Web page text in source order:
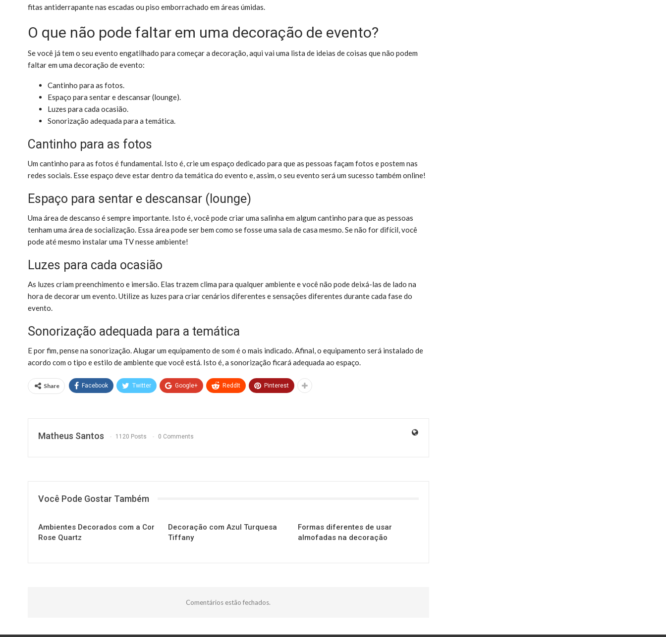
fitas antiderrapante nas escadas ou piso emborrachado em áreas úmidas.
O que não pode faltar em uma decoração de evento?
Se você já tem o seu evento engatilhado para começar a decoração, aqui vai uma lista de ideias de coisas que não podem
faltar em uma decoração de evento:
Cantinho para as fotos.
Espaço para sentar e descansar (lounge).
Luzes para cada ocasião.
Sonorização adequada para a temática.
Cantinho para as fotos
Um cantinho para as fotos é fundamental. Isto é, crie um espaço dedicado para que as pessoas façam fotos e postem nas
redes sociais. Esse espaço deve estar dentro da temática do evento e, assim, o seu evento será um sucesso também online!
Espaço para sentar e descansar (lounge)
Uma área de descanso é sempre importante. Isto é, você pode criar uma salinha em algum cantinho para que as pessoas
tenham uma área de socialização. Essa área pode ser bem como se fosse uma sala de casa mesmo. Se não for difícil, você
pode até mesmo instalar uma TV nesse ambiente!
Luzes para cada ocasião
As luzes criam preenchimento e imersão. Elas trazem clima para qualquer ambiente e você não pode deixá-las de lado na
hora de decorar um evento. Utilize as luzes para criar cenários diferentes e sensações diferentes durante cada fase do
evento.
Sonorização adequada para a temática
E por fim, pense na sonorização. Alugar um equipamento de som é o mais indicado. Afinal, o equipamento será instalado de
acordo com o tipo e estilo de ambiente que você está. Isto é, a sonorização ficará adequada ao espaço.
Share Facebook Twitter Google+ ReddIt Pinterest
Matheus Santos 1120 Posts 0 Comments
Você Pode Gostar Também
Ambientes Decorados com a Cor
Rose Quartz
Decoração com Azul Turquesa
Tiffany
Formas diferentes de usar
almofadas na decoração
Comentários estão fechados.